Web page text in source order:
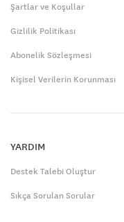
Şartlar ve Koşullar
Gizlilik Politikası
Abonelik Sözleşmesi
Kişisel Verilerin Korunması
YARDIM
Destek Talebi Oluştur
Sıkça Sorulan Sorular